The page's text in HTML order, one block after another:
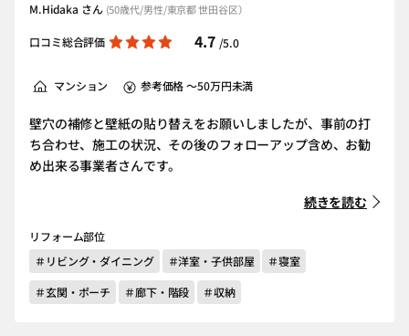
M.Hidaka さん (50歳代/男性/東京都 世田谷区）
口コミ総合評価 4.7 /5.0
マンション 参考価格 ～50万円未満
壁穴の補修と壁紙の貼り替えをお願いしましたが、事前の打
ち合わせ、施工の状況、その後のフォローアップ含め、お勧
め出来る事業者さんです。
続きを読む
リフォーム部位
＃リビング・ダイニング
＃洋室・子供部屋
＃寝室
＃玄関・ポーチ
＃廊下・階段 ＃収納